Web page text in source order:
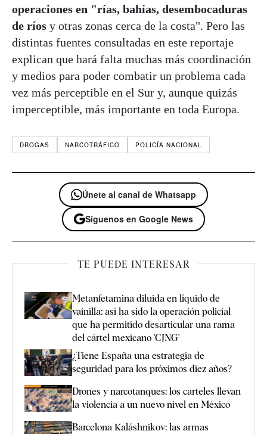
operaciones en "rías, bahías, desembocaduras
de ríos y otras zonas cerca de la costa". Pero las
distintas fuentes consultadas en este reportaje
explican que hará falta muchas más coordinación
y medios para poder combatir un problema cada
vez más perceptible en el Sur y, aunque quizás
imperceptible, más importante en toda Europa.
DROGAS NARCOTRÁFICO POLICÍA NACIONAL
Únete al canal de Whatsapp
Síguenos en Google News
TE PUEDE INTERESAR
Metanfetamina diluida en líquido de
vainilla: así ha sido la operación policial
que ha permitido desarticular una rama
del cártel mexicano 'CJNG'
¿Tiene España una estrategia de
seguridad para los próximos diez años?
Drones y narcotanques: los carteles llevan
la violencia a un nuevo nivel en México
Barcelona Kaláshnikov: las armas